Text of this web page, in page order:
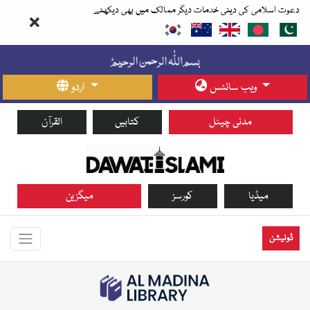
دعوت اسلامی کی دینی خدمات دیگر ممالک میں بھی دیکھئے
اردو ویب سائٹس
القرآن کتابیں مدنی چینل
میگزین کورسز میڈیا
ڈونیشن